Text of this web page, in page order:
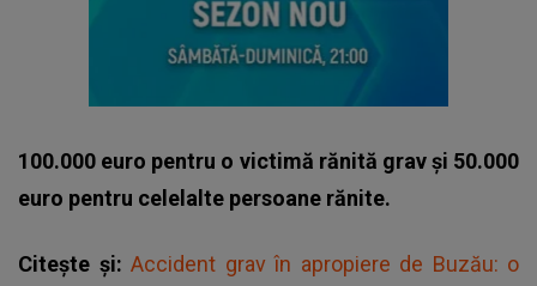
100.000 euro pentru o victimă rănită grav și 50.000
euro pentru celelalte persoane rănite.
Citește și: Accident grav în apropiere de Buzău: o